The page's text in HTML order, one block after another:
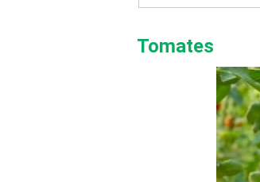
Tomates